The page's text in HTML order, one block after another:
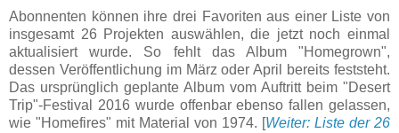
Abonnenten können ihre drei Favoriten aus einer Liste von
insgesamt 26 Projekten auswählen, die jetzt noch einmal
aktualisiert wurde. So fehlt das Album "Homegrown",
dessen Veröffentlichung im März oder April bereits feststeht.
Das ursprünglich geplante Album vom Auftritt beim "Desert
Trip"-Festival 2016 wurde offenbar ebenso fallen gelassen,
wie "Homefires" mit Material von 1974. [Weiter: Liste der 26